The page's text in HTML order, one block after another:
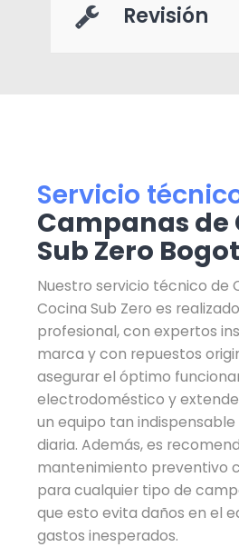
Revisión
Servicio
Campanas de
Sub Zero
Nuestro servicio técnico de
Cocina Sub Zero es
profesional, con expertos
marca y con repuestos
asegurar el óptimo
electrodoméstico y
un equipo tan
diaria. Además, es
mantenimiento preventivo
para cualquier tipo de
que esto evita daños en el
gastos inesperados.